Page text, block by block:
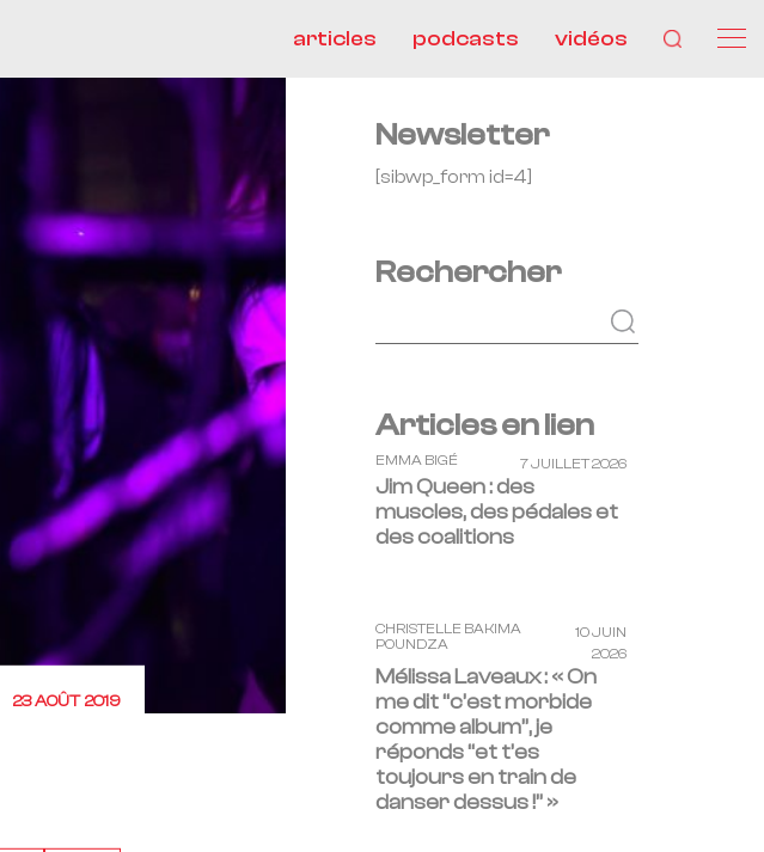
articles podcasts vidéos
23 AOÛT 2019
Newsletter
[sibwp_form id=4]
Rechercher
Articles en lien
EMMA BIGÉ 7 JUILLET 2026
Jim Queen : des
muscles, des pédales et
des coalitions
CHRISTELLE BAKIMA
POUNDZA
10 JUIN
2026
Mélissa Laveaux : « On
me dit “c’est morbide
comme album”, je
réponds “et t’es
toujours en train de
danser dessus !” »